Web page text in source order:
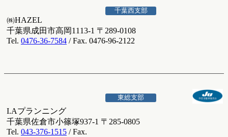
千葉西支部
㈱HAZEL
千葉県成田市高岡1113-1 〒289-0108
Tel. 0476-36-7584 / Fax. 0476-96-2122
東総支部
I.Aプランニング
千葉県佐倉市小篠塚937-1 〒285-0805
Tel. 043-376-1515 / Fax.